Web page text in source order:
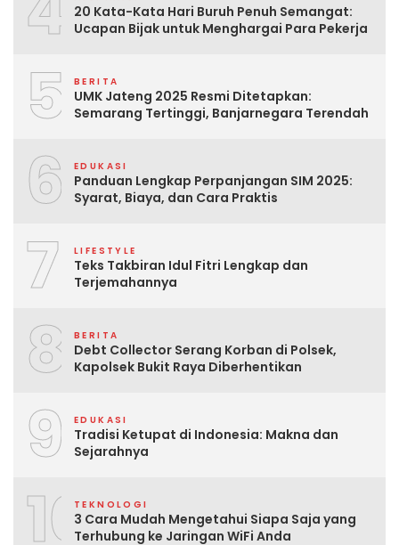
20 Kata-Kata Hari Buruh Penuh Semangat:
Ucapan Bijak untuk Menghargai Para Pekerja
5 BERITA
UMK Jateng 2025 Resmi Ditetapkan:
Semarang Tertinggi, Banjarnegara Terendah
6 EDUKASI
Panduan Lengkap Perpanjangan SIM 2025:
Syarat, Biaya, dan Cara Praktis
7 LIFESTYLE
Teks Takbiran Idul Fitri Lengkap dan
Terjemahannya
8 BERITA
Debt Collector Serang Korban di Polsek,
Kapolsek Bukit Raya Diberhentikan
9 EDUKASI
Tradisi Ketupat di Indonesia: Makna dan
Sejarahnya
10TEKNOLOGI
3 Cara Mudah Mengetahui Siapa Saja yang
Terhubung ke Jaringan WiFi Anda